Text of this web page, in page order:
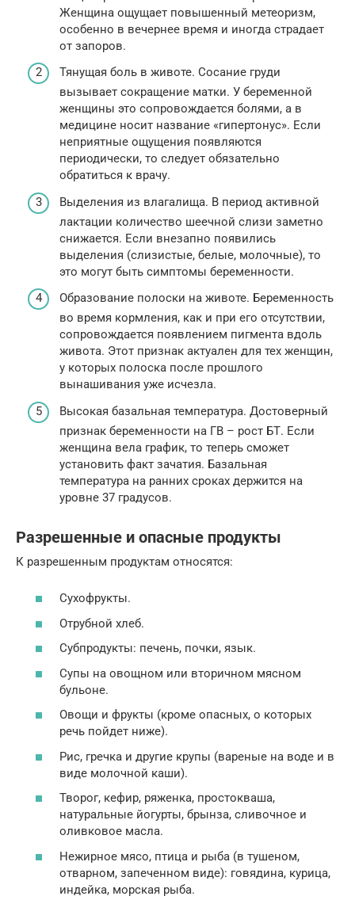
Женщина ощущает повышенный метеоризм,
особенно в вечернее время и иногда страдает
от запоров.
Тянущая боль в животе. Сосание груди
вызывает сокращение матки. У беременной
женщины это сопровождается болями, а в
медицине носит название «гипертонус». Если
неприятные ощущения появляются
периодически, то следует обязательно
обратиться к врачу.
Выделения из влагалища. В период активной
лактации количество шеечной слизи заметно
снижается. Если внезапно появились
выделения (слизистые, белые, молочные), то
это могут быть симптомы беременности.
Образование полоски на животе. Беременность
во время кормления, как и при его отсутствии,
сопровождается появлением пигмента вдоль
живота. Этот признак актуален для тех женщин,
у которых полоска после прошлого
вынашивания уже исчезла.
Высокая базальная температура. Достоверный
признак беременности на ГВ – рост БТ. Если
женщина вела график, то теперь сможет
установить факт зачатия. Базальная
температура на ранних сроках держится на
уровне 37 градусов.
Разрешенные и опасные продукты
К разрешенным продуктам относятся:
Сухофрукты.
Отрубной хлеб.
Субпродукты: печень, почки, язык.
Супы на овощном или вторичном мясном
бульоне.
Овощи и фрукты (кроме опасных, о которых
речь пойдет ниже).
Рис, гречка и другие крупы (вареные на воде и в
виде молочной каши).
Творог, кефир, ряженка, простокваша,
натуральные йогурты, брынза, сливочное и
оливковое масла.
Нежирное мясо, птица и рыба (в тушеном,
отварном, запеченном виде): говядина, курица,
индейка, морская рыба.